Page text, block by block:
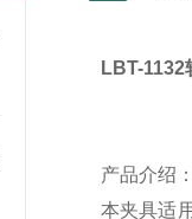
LBT-1132
产品介绍
本夹具适